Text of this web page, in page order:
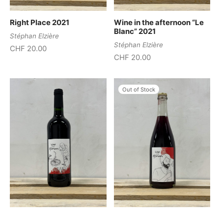
Right Place 2021
Stéphan Elzière
CHF 20.00
Wine in the afternoon “Le
Blanc” 2021
Stéphan Elzière
CHF 20.00
Out of Stock